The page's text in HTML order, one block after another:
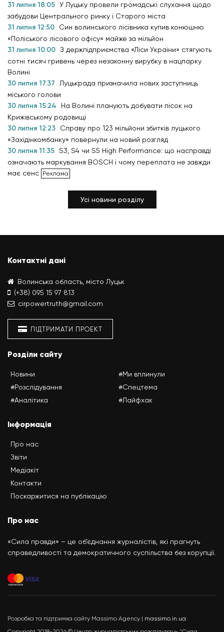
31 липня 18:05 У Луцьку провели громадські слухання щодо
забудови Центрального ринку і Старого міста
31 липня 12:50
Син волинського лісівника купив конюшню
«Поліського лісового офісу» майже за мільйон
31 липня 10:00 З держпідприємства «Ліси України» стягують
сотні тисяч гривень через незаконну вирубку в нацпарку
Волині
30 липня 17:37
Луцькрада призначила нових заступниць
міського голови
30 липня 15:24
На Волині планують добувати пісок на
Крижівському родовищі
30 липня 12:23
Справу про 123 мільйони збитків луцького
«Західінкомбанку» повернули на новий розгляд
30 липня 11:35 S3, S4 чи S5 High Performance: що насправді
означають маркування BOSCH і чому переплата не завжди
має сенс
Усі новини розділу
Контактні дані
Волинська область, місто Луцьк
(+38) 095 15 97 813
cirpowertruth@gmail.com
ПІДТРИМАТИ ПРОЕКТ
Розділи сайту
Новини
#Розслідування
#Аналітика
#Ми вплинули
#Спецтема
#Лайфхак
Інформація
Про нас
Звіти
Медіакіт
Контакти
Поскаржитися на публікацію
Про нас
«Сила правди» – це об’єднання журналістів, які прагнуть
справедливості та демократичного суспільства без корупції.
Розробка та підтримка сайту Massimo Agency | massimo.in.ua